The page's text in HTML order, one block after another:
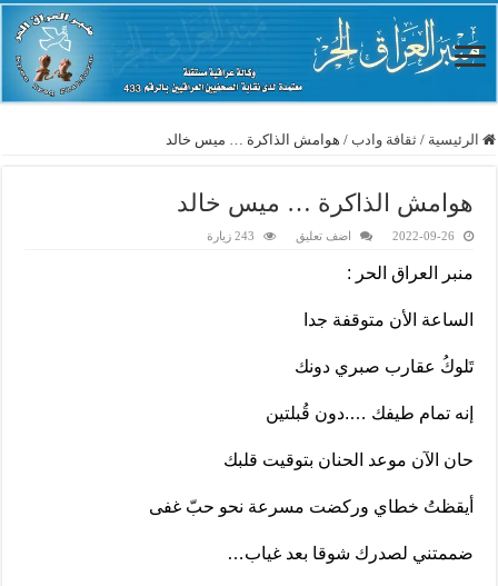
الرئيسية / ثقافة وادب / هوامش الذاكرة … ميس خالد
هوامش الذاكرة … ميس خالد
2022-09-26 اضف تعليق 243 زيارة
منبر العراق الحر :
الساعة الأن متوقفة جدا
تَلوكُ عقارب صبري دونك
إنه تمام طيفك ….دون قُبلتين
حان الآن موعد الحنان بتوقيت قلبك
أيقظتُ خطاي وركضت مسرعة نحو حبّ غفى
ضممتني لصدرك شوقا بعد غياب…